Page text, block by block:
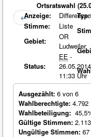
Ortsratswahl
←Anzeige:
Differenzen
Stimme:
Liste
Gebiet:
OR
Ludweiler
Status:
EE -
26.05.2014
11:33 Uhr
Typ:
Ausgezählt: 6 von 6
Wahlberechtigte: 4.792
Wahlbeteiligung:
Gültige Stimmen: 2.113
Ungültige Stimmen: 67